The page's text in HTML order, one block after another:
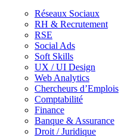
Réseaux Sociaux
RH & Recrutement
RSE
Social Ads
Soft Skills
UX / UI Design
Web Analytics
Chercheurs d’Emplois
Comptabilité
Finance
Banque & Assurance
Droit / Juridique